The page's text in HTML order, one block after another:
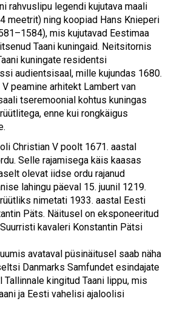
rahvuslipu legendi kujutava maali
meetrit) ning koopiad Hans Knieperi
mis kujutavad Eestimaa
Taani kuningaid. Neitsitornis
kuningate residentsi
audientsisaal, mille kujundas 1680.
peamine arhitekt Lambert van
tseremoonial kohtus kuningas
enne kui rongkäigus
Christian V poolt 1671. aastal
Selle rajamisega käis kaasas
olevat iidse ordu rajanud
lahingu päeval 15. juunil 1219.
nimetati 1933. aastal Eesti
Päts. Näitusel on eksponeeritud
kavaleri Konstantin Pätsi
avataval püsinäitusel saab näha
Danmarks Samfundet esindajate
kingitud Taani lippu, mis
ja Eesti vahelisi ajaloolisi